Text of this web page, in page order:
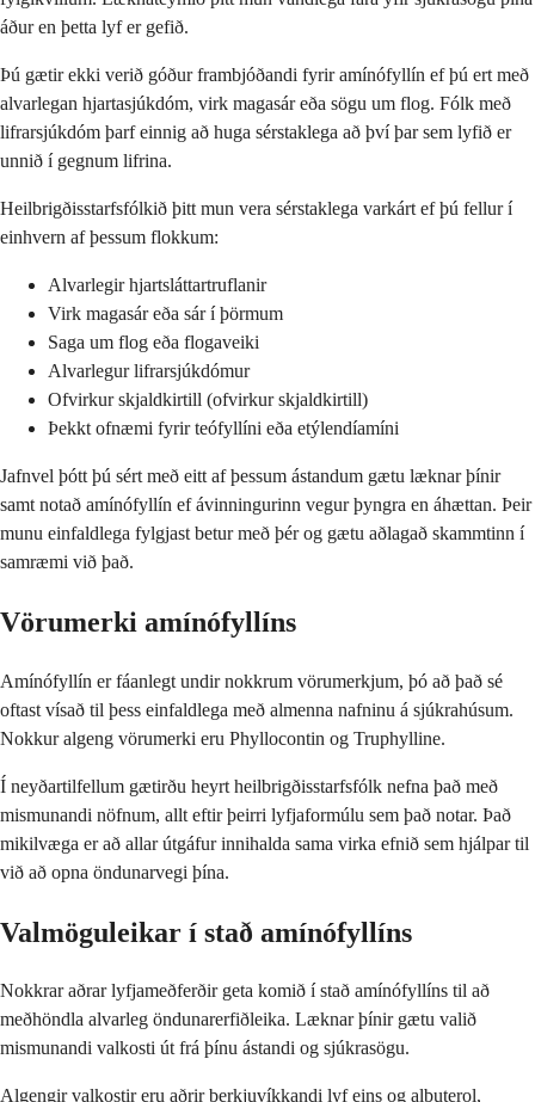
áður en þetta lyf er gefið.
Þú gætir ekki verið góður frambjóðandi fyrir amínófyllín ef þú ert með
alvarlegan hjartasjúkdóm, virk magasár eða sögu um flog. Fólk með
lifrarsjúkdóm þarf einnig að huga sérstaklega að því þar sem lyfið er
unnið í gegnum lifrina.
Heilbrigðisstarfsfólkið þitt mun vera sérstaklega varkárt ef þú fellur í
einhvern af þessum flokkum:
Alvarlegir hjartsláttartruflanir
Virk magasár eða sár í þörmum
Saga um flog eða flogaveiki
Alvarlegur lifrarsjúkdómur
Ofvirkur skjaldkirtill (ofvirkur skjaldkirtill)
Þekkt ofnæmi fyrir teófyllíni eða etýlendíamíni
Jafnvel þótt þú sért með eitt af þessum ástandum gætu læknar þínir
samt notað amínófyllín ef ávinningurinn vegur þyngra en áhættan. Þeir
munu einfaldlega fylgjast betur með þér og gætu aðlagað skammtinn í
samræmi við það.
Vörumerki amínófyllíns
Amínófyllín er fáanlegt undir nokkrum vörumerkjum, þó að það sé
oftast vísað til þess einfaldlega með almenna nafninu á sjúkrahúsum.
Nokkur algeng vörumerki eru Phyllocontin og Truphylline.
Í neyðartilfellum gætirðu heyrt heilbrigðisstarfsfólk nefna það með
mismunandi nöfnum, allt eftir þeirri lyfjaformúlu sem það notar. Það
mikilvæga er að allar útgáfur innihalda sama virka efnið sem hjálpar til
við að opna öndunarvegi þína.
Valmöguleikar í stað amínófyllíns
Nokkrar aðrar lyfjameðferðir geta komið í stað amínófyllíns til að
meðhöndla alvarleg öndunarerfiðleika. Læknar þínir gætu valið
mismunandi valkosti út frá þínu ástandi og sjúkrasögu.
Algengir valkostir eru aðrir berkjuvíkkandi lyf eins og albuterol,